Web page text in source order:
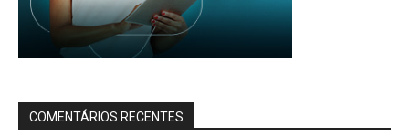
COMENTÁRIOS RECENTES